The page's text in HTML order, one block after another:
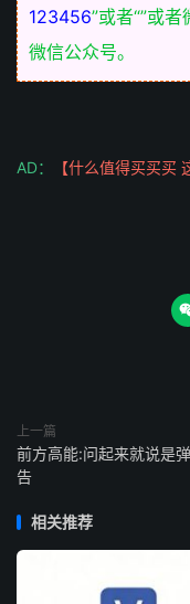
123456”或者“”或者
微信公众号。
AD： 【什么值得买买
上一篇
前方高能:问起来就说是
告
相关推荐